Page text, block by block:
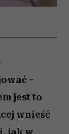
–
jest to
wnieść